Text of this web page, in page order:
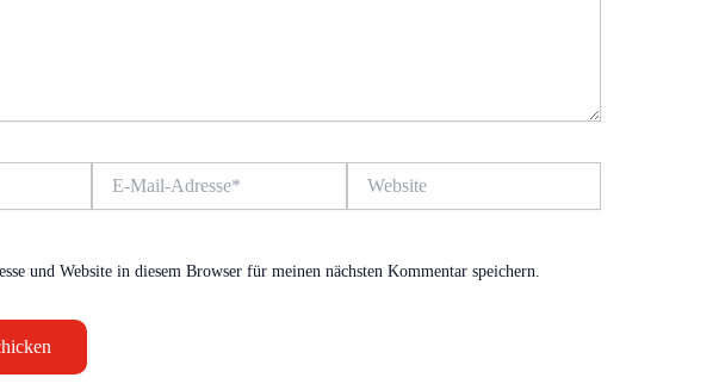
Mail-
und Website in diesem Browser für meinen nächsten Kommentar speichern.